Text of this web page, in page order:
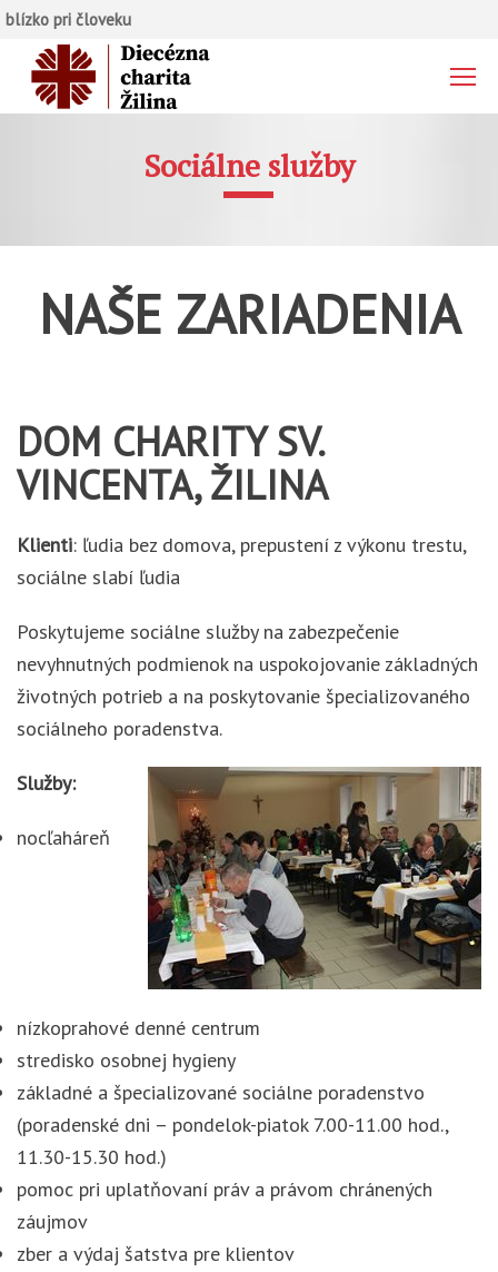
blízko pri človeku
Sociálne služby
NAŠE ZARIADENIA
DOM CHARITY SV.
VINCENTA, ŽILINA
Klienti: ľudia bez domova, prepustení z výkonu trestu,
sociálne slabí ľudia
Poskytujeme sociálne služby na zabezpečenie
nevyhnutných podmienok na uspokojovanie základných
životných potrieb a na poskytovanie špecializovaného
sociálneho poradenstva.
Služby:
nocľaháreň
nízkoprahové denné centrum
stredisko osobnej hygieny
základné a špecializované sociálne poradenstvo
(poradenské dni – pondelok-piatok 7.00-11.00 hod.,
11.30-15.30 hod.)
pomoc pri uplatňovaní práv a právom chránených
záujmov
zber a výdaj šatstva pre klientov